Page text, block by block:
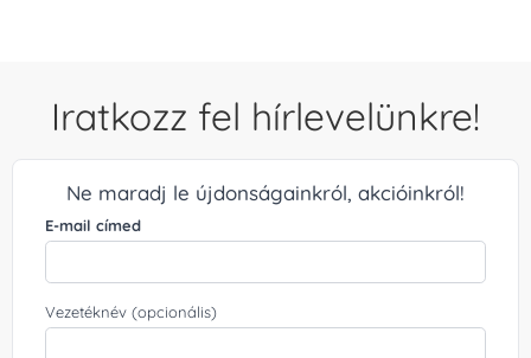
Iratkozz fel hírlevelünkre!
Ne maradj le újdonságainkról, akcióinkról!
E-mail címed
Vezetéknév (opcionális)